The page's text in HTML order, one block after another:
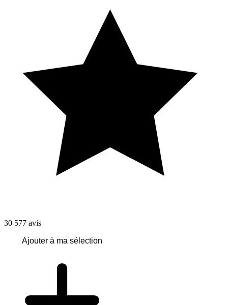
30 577 avis
Ajouter à ma sélection